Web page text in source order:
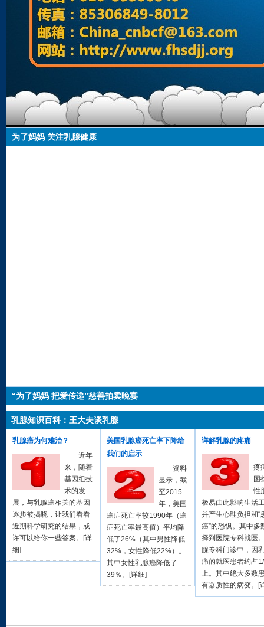
为了妈妈 关注乳腺健康
“为了妈妈 把爱传递”慈善拍卖晚宴
乳腺知识百科：王大夫谈乳腺
乳腺癌为何难治？
近年
来，随着
基因组技
术的发
展，与乳腺癌相关的基因
逐步被揭晓，让我们看看
近期科学研究的结果，或
许可以给你一些答案。[详
细]
美国乳腺癌死亡率下降给
我们的启示
资料
显示，截
至2015
年，美国
癌症死亡率较1990年（癌
症死亡率最高值）平均降
低了26%（其中男性降低
32%，女性降低22%）。
其中女性乳腺癌降低了
39％。[详细]
详解乳腺的疼痛
疼
困
性
极易由此影响生活
并产生心理负担和“
癌”的恐惧。其中多
择到医院专科就医
腺专科门诊中，因
痛的就医患者约占
上。其中绝大多数
有器质性的病变。[